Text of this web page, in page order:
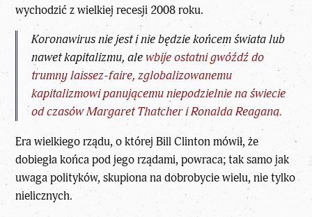
wychodzić z wielkiej recesji 2008 roku.
Koronawirus nie jest i nie będzie końcem świata lub
nawet kapitalizmu, ale wbije ostatni gwóźdź do
trumnylaissez-faire, zglobalizowanemu
kapitalizmowi panującemu niepodzielnie na świecie
od czasów Margaret Thatcher i Ronalda Reagana.
Era wielkiego rządu, o której Bill Clinton mówił, że
dobiegła końca pod jego rządami, powraca; tak samo jak
uwaga polityków, skupiona na dobrobycie wielu, nie tylko
nielicznych.